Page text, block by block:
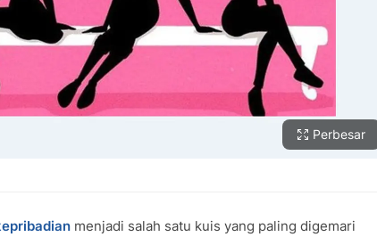
Perbesar
menjadi salah satu kuis yang paling digemari